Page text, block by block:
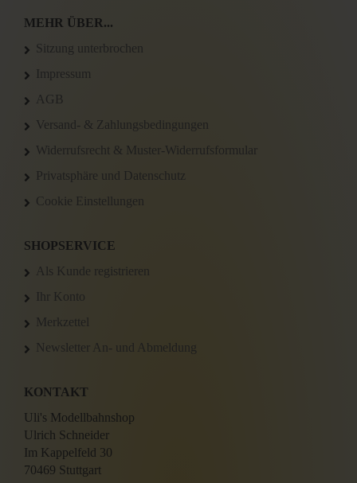
MEHR ÜBER...
Sitzung unterbrochen
Impressum
AGB
Versand- & Zahlungsbedingungen
Widerrufsrecht & Muster-Widerrufsformular
Privatsphäre und Datenschutz
Cookie Einstellungen
SHOPSERVICE
Als Kunde registrieren
Ihr Konto
Merkzettel
Newsletter An- und Abmeldung
KONTAKT
Uli's Modellbahnshop
Ulrich Schneider
Im Kappelfeld 30
70469 Stuttgart